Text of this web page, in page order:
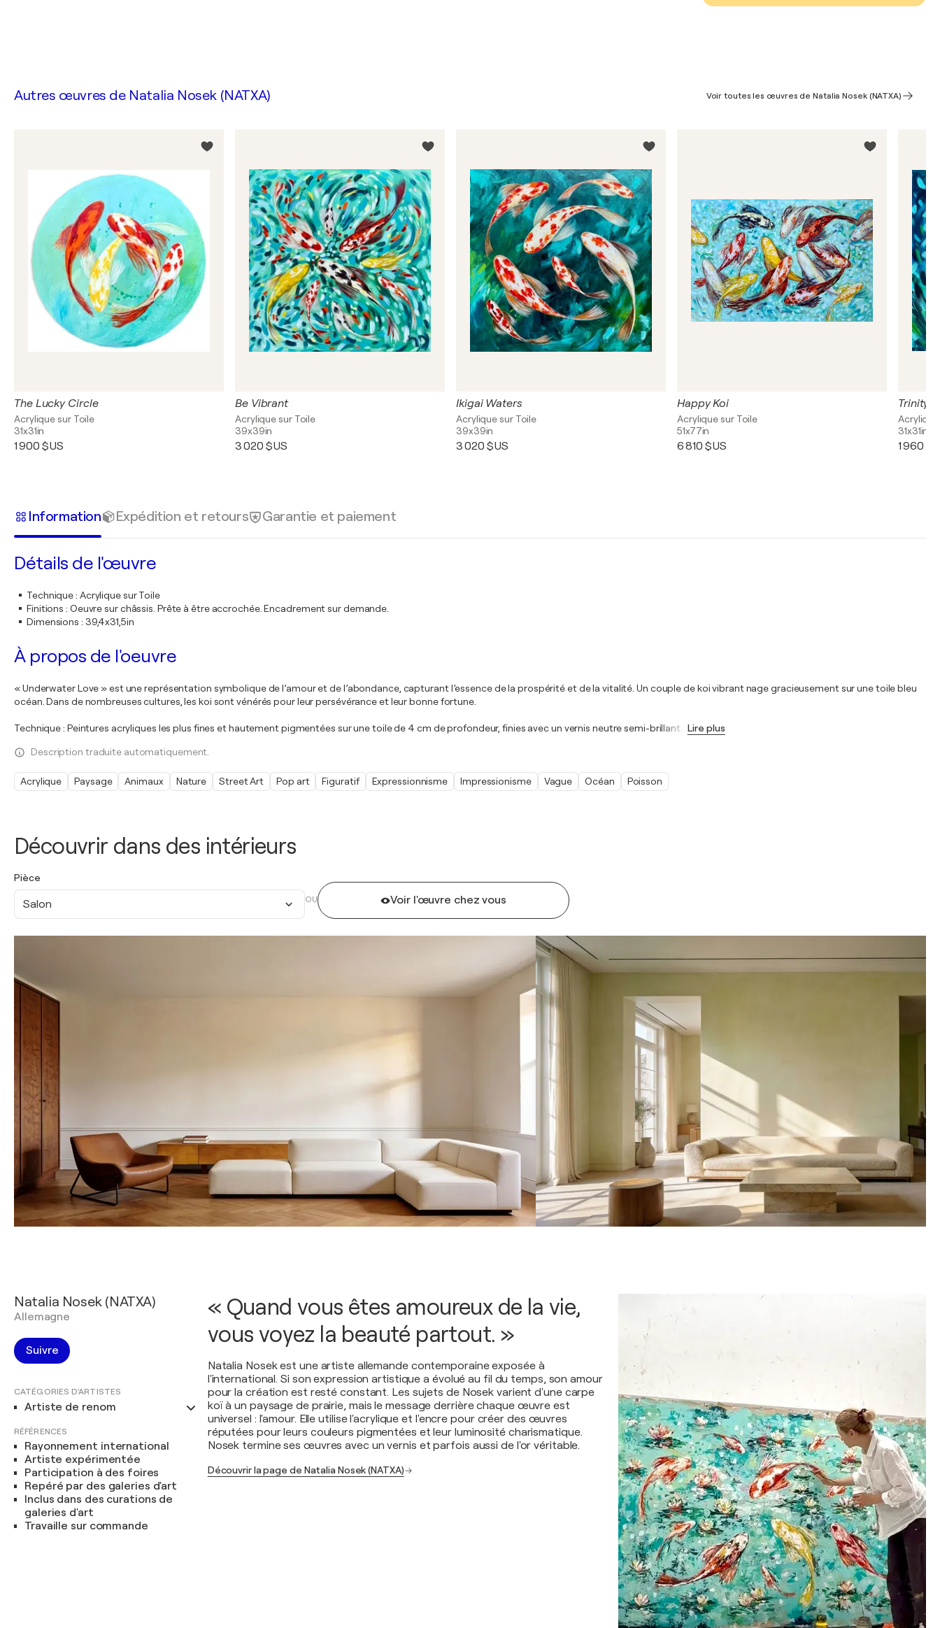
Découvrir dans des intérieurs
Pièce
Salon OU Voir l'œuvre chez vous
Autres œuvres de Natalia Nosek (NATXA) Voir toutes les œuvres de Natalia Nosek (NATXA)
The Lucky Circle
Acrylique sur Toile
31x31in
1 900 $US
Be Vibrant
Acrylique sur Toile
39x39in
3 020 $US
Ikigai Waters
Acrylique sur Toile
39x39in
3 020 $US
Happy Koi
Acrylique sur Toile
51x77in
6 810 $US
Trinity
31x31in
1 960
Information Expédition et retours Garantie et paiement
Détails de l'œuvre
Technique: Acrylique sur Toile
Finitions : Oeuvre sur châssis. Prête à être accrochée. Encadrement sur demande.
Dimensions : 39,4x31,5in
À propos de l'oeuvre
« Underwater Love » est une représentation symbolique de l’amour et de l’abondance, capturant l’essence de la prospérité et de la vitalité. Un couple de koi vibrant nage gracieusement sur une toile bleu
océan. Dans de nombreuses cultures, les koi sont vénérés pour leur persévérance et leur bonne fortune.
Technique : Peintures acryliques les plus fines et hautement pigmentées sur une toile de 4 cm de profondeur, finies avec un vernis neutre semi-brillant Lire plus
Description traduite automatiquement.
Acrylique Paysage Animaux Nature Street Art Pop art Figuratif Expressionnisme Impressionisme Vague Océan Poisson
Natalia Nosek (NATXA)
Allemagne
Suivre
CATÉGORIES D'ARTISTES
Artiste de renom
RÉFÉRENCES
Rayonnement international
Artiste expérimentée
Participation à des foires
Repéré par des galeries d'art
Inclus dans des curations de
galeries d'art
Travaille sur commande
« Quand vous êtes amoureux de la vie,
vous voyez la beauté partout. »
Natalia Nosek est une artiste allemande contemporaine exposée à
l'international. Si son expression artistique a évolué au fil du temps, son amour
pour la création est resté constant. Les sujets de Nosek varient d'une carpe
koï à un paysage de prairie, mais le message derrière chaque œuvre est
universel : l'amour. Elle utilise l'acrylique et l'encre pour créer des œuvres
réputées pour leurs couleurs pigmentées et leur luminosité charismatique.
Nosek termine ses œuvres avec un vernis et parfois aussi de l'or véritable.
Découvrir la page de Natalia Nosek (NATXA)